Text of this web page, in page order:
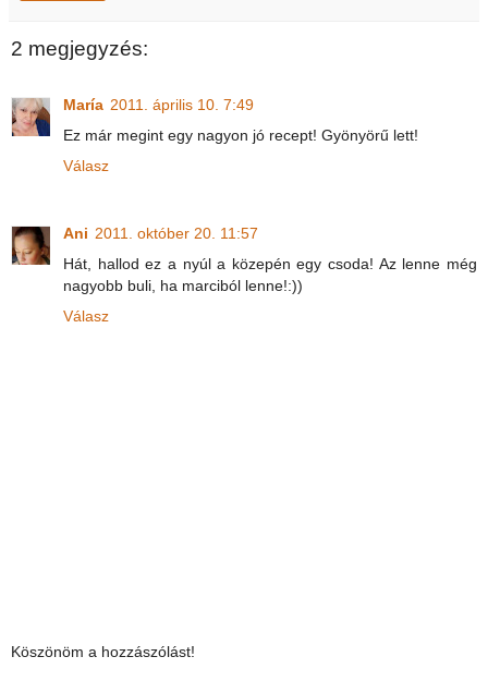
2 megjegyzés:
María 2011. április 10. 7:49
Ez már megint egy nagyon jó recept! Gyönyörű lett!
Válasz
Ani 2011. október 20. 11:57
Hát, hallod ez a nyúl a közepén egy csoda! Az lenne még
nagyobb buli, ha marciból lenne!:))
Válasz
Köszönöm a hozzászólást!